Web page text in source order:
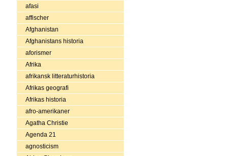
afasi
affischer
Afghanistan
Afghanistans historia
aforismer
Afrika
afrikansk litteraturhistoria
Afrikas geografi
Afrikas historia
afro-amerikaner
Agatha Christie
Agenda 21
agnosticism